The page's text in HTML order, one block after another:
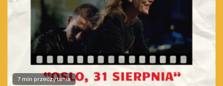
7 min przeczytania